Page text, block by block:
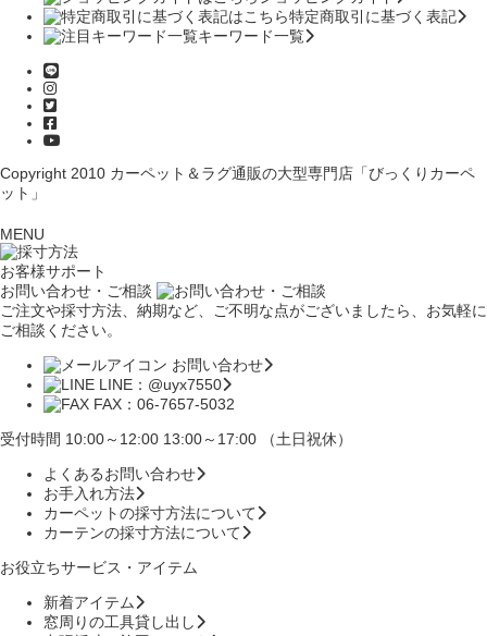
特定商取引に基づく表記
キーワード一覧
Copyright 2010 カーペット＆ラグ通販の大型専門店「びっくりカーペ
ット」
MENU
お客様サポート
お問い合わせ・ご相談
ご注文や採寸方法、納期など、ご不明な点がございましたら、お気軽に
ご相談ください。
お問い合わせ
LINE：@uyx7550
FAX：06-7657-5032
受付時間 10:00～12:00 13:00～17:00 （土日祝休）
よくあるお問い合わせ
お手入れ方法
カーペットの採寸方法について
カーテンの採寸方法について
お役立ちサービス・アイテム
新着アイテム
窓周りの工具貸し出し